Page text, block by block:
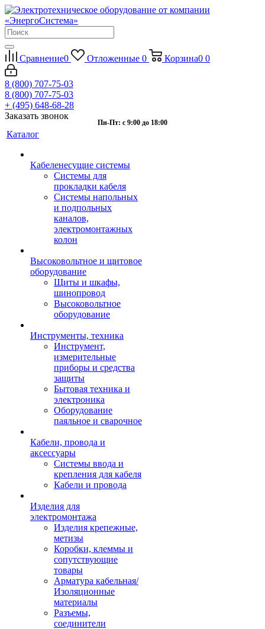
Сравнение0 Отложенные 0 Корзина0 0
8 (800) 707-75-03
8 (800) 707-75-03
+ (495) 648-68-28
Заказать звонок
Пн-Пт: с 9:00 до 18:00
Каталог
Кабеленесущие системы
Системы для
прокладки кабеля
Системы напольных
и подпольных
каналов,
электромонтажных
колон
Высоковольтное и щитовое
оборудование
Щиты и шкафы,
шинопровод
Высоковольтное
оборудование
Инструменты, техника
Инструмент,
измерительные
приборы и средства
защиты
Бытовая техника и
электроника
Оборудование
паяльное и сварочное
Кабели, провода и
аксессуары
Системы ввода и
крепления для кабеля
Кабели и провода
Изделия для
электромонтажа
Изделия крепежные,
метизы
Коробки, клеммы и
сопутствующие
товары
Арматура кабельная/
Изоляционные
материалы
Разъемы,
соединители